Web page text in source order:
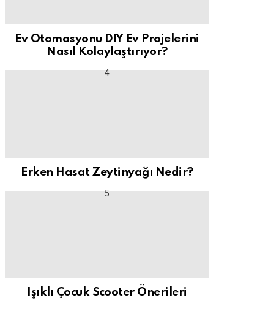
Ev Otomasyonu DIY Ev Projelerini
Nasıl Kolaylaştırıyor?
Erken Hasat Zeytinyağı Nedir?
Işıklı Çocuk Scooter Önerileri